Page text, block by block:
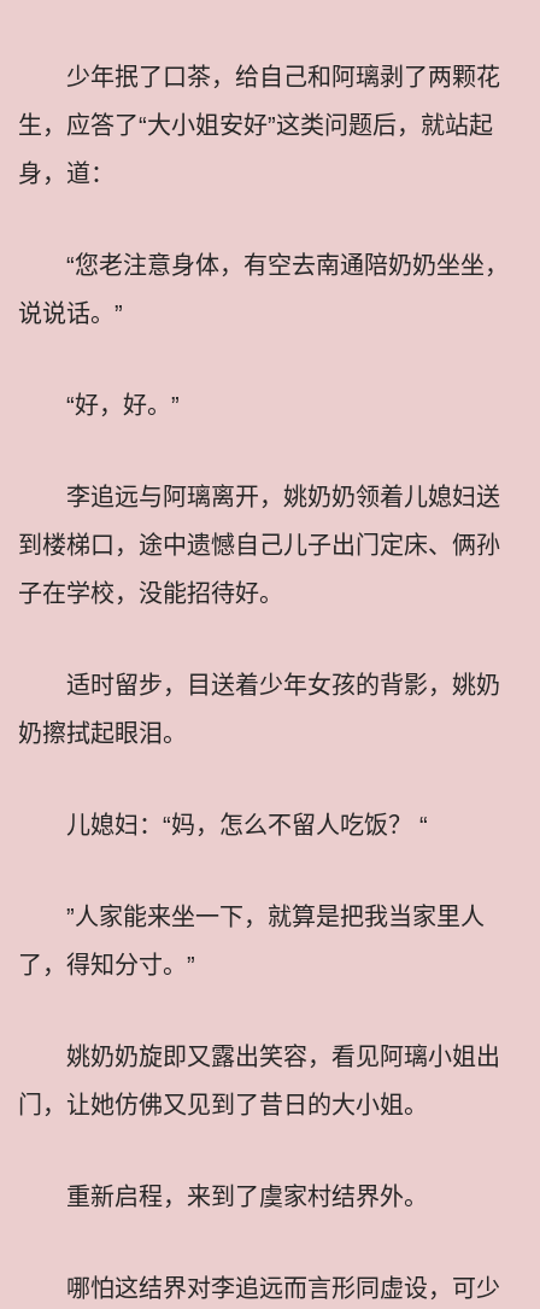
少年抿了口茶，给自己和阿璃剥了两颗花
生，应答了“大小姐安好”这类问题后，就站起
身，道：
“您老注意身体，有空去南通陪奶奶坐坐，
说说话。”
“好，好。”
李追远与阿璃离开，姚奶奶领着儿媳妇送
到楼梯口，途中遗憾自己儿子出门定床、俩孙
子在学校，没能招待好。
适时留步，目送着少年女孩的背影，姚奶
奶擦拭起眼泪。
儿媳妇：“妈，怎么不留人吃饭？ “
”人家能来坐一下，就算是把我当家里人
了，得知分寸。”
姚奶奶旋即又露出笑容，看见阿璃小姐出
门，让她仿佛又见到了昔日的大小姐。
重新启程，来到了虞家村结界外。
哪怕这结界对李追远而言形同虚设，可少